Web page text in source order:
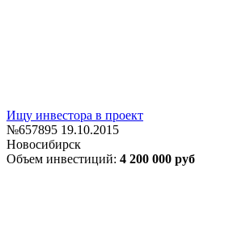
Ищу инвестора в проект
№657895 19.10.2015
Новосибирск
Объем инвестиций: 4 200 000 руб